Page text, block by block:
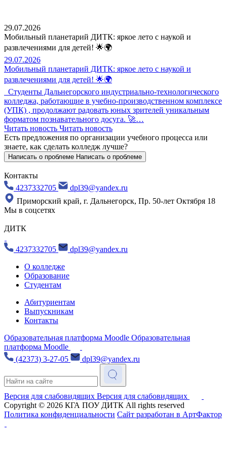
29.07.2026
Мобильный планетарий ДИТК: яркое лето с наукой и
развлечениями для детей! 🌟🌍
29.07.2026
Мобильный планетарий ДИТК: яркое лето с наукой и
развлечениями для детей! 🌟🌍
Студенты Дальнегорского индустриально-технологического
колледжа, работающие в учебно-производственном комплексе
(УПК) , продолжают радовать юных зрителей уникальным
форматом познавательного досуга. 🚀…
Читать новость Читать новость
Есть предложения по организации учебного процесса или
знаете, как сделать колледж лучше?
Написать о проблеме Написать о проблеме
Контакты
4237332705
dpl39@yandex.ru
Приморский край, г. Дальнегорск, Пр. 50-лет Октября 18
Мы в соцсетях
ДИТК
4237332705
dpl39@yandex.ru
О колледже
Образование
Студентам
Абитуриентам
Выпускникам
Контакты
Образовательная платформа Moodle Образовательная
платформа Moodle
(42373) 3-27-05
dpl39@yandex.ru
Версия для слабовидящих Версия для слабовидящих
Copyright © 2026 КГА ПОУ ДИТК All rights reserved
Политика конфиденциальности Сайт разработан в АртФактор